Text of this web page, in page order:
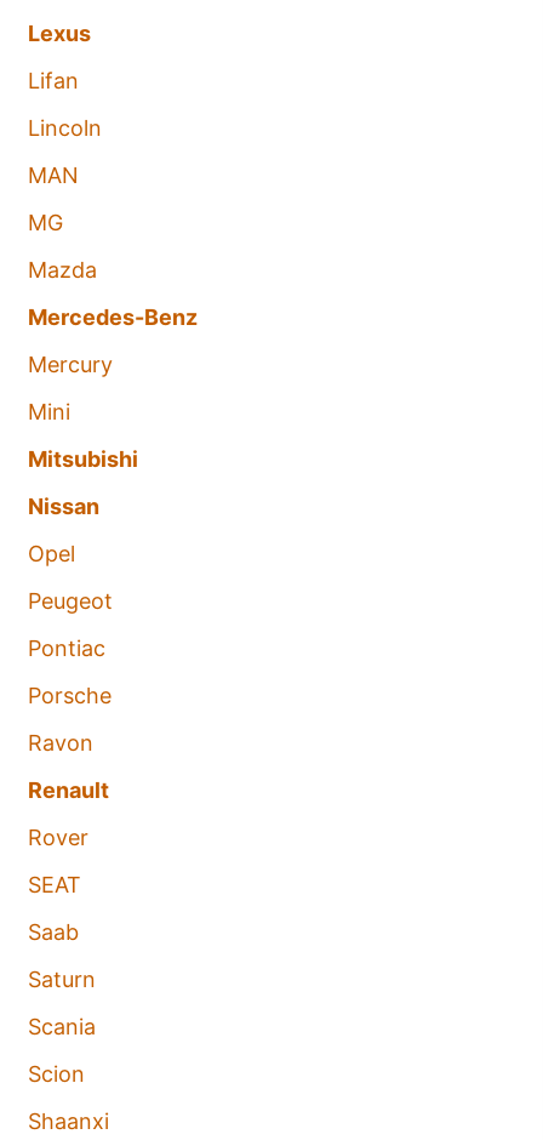
Lexus
Lifan
Lincoln
MAN
MG
Mazda
Mercedes-Benz
Mercury
Mini
Mitsubishi
Nissan
Opel
Peugeot
Pontiac
Porsche
Ravon
Renault
Rover
SEAT
Saab
Saturn
Scania
Scion
Shaanxi